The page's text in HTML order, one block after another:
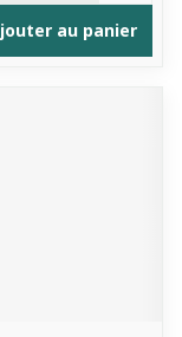
au panier